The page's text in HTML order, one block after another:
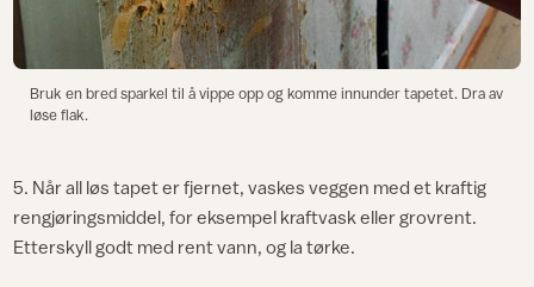
Bruk en bred sparkel til å vippe opp og komme innunder tapetet. Dra av
løse flak.
5. Når all løs tapet er fjernet, vaskes veggen med et kraftig
rengjøringsmiddel, for eksempel kraftvask eller grovrent.
Etterskyll godt med rent vann, og la tørke.